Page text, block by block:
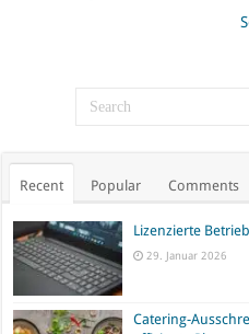
Recent Popular Comments
Lizenzierte
29. Januar 2026
Catering-